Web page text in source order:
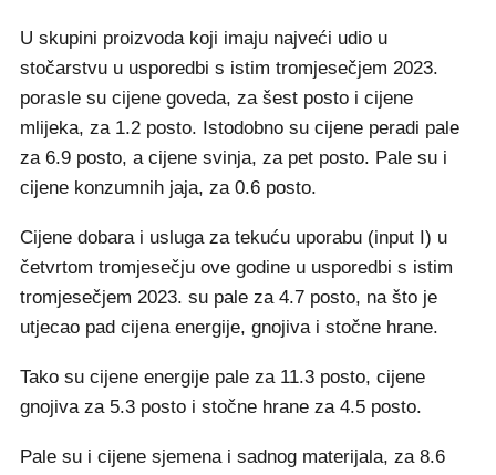
U skupini proizvoda koji imaju najveći udio u
stočarstvu u usporedbi s istim tromjesečjem 2023.
porasle su cijene goveda, za šest posto i cijene
mlijeka, za 1.2 posto. Istodobno su cijene peradi pale
za 6.9 posto, a cijene svinja, za pet posto. Pale su i
cijene konzumnih jaja, za 0.6 posto.
Cijene dobara i usluga za tekuću uporabu (input I) u
četvrtom tromjesečju ove godine u usporedbi s istim
tromjesečjem 2023. su pale za 4.7 posto, na što je
utjecao pad cijena energije, gnojiva i stočne hrane.
Tako su cijene energije pale za 11.3 posto, cijene
gnojiva za 5.3 posto i stočne hrane za 4.5 posto.
Pale su i cijene sjemena i sadnog materijala, za 8.6